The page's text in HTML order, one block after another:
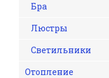
Бра
Люстры
Светильники
Отопление